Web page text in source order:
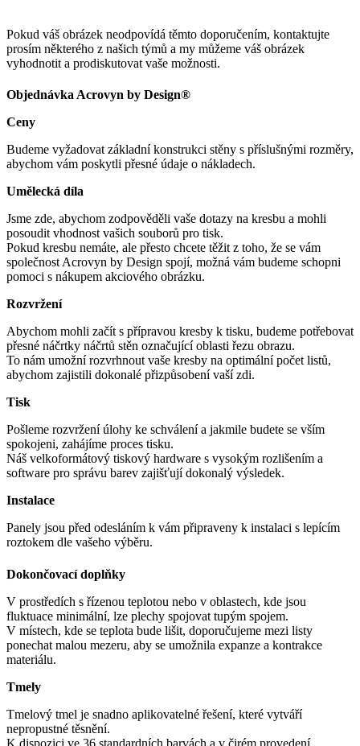
Pokud váš obrázek neodpovídá těmto doporučením, kontaktujte
prosím některého z našich týmů a my můžeme váš obrázek
vyhodnotit a prodiskutovat vaše možnosti.
Objednávka Acrovyn by Design®
Ceny
Budeme vyžadovat základní konstrukci stěny s příslušnými rozměry,
abychom vám poskytli přesné údaje o nákladech.
Umělecká díla
Jsme zde, abychom zodpověděli vaše dotazy na kresbu a mohli
posoudit vhodnost vašich souborů pro tisk.
Pokud kresbu nemáte, ale přesto chcete těžit z toho, že se vám
společnost Acrovyn by Design spojí, možná vám budeme schopni
pomoci s nákupem akciového obrázku.
Rozvržení
Abychom mohli začít s přípravou kresby k tisku, budeme potřebovat
přesné náčrtky náčrtů stěn označující oblasti řezu obrazu.
To nám umožní rozvrhnout vaše kresby na optimální počet listů,
abychom zajistili dokonalé přizpůsobení vaší zdi.
Tisk
Pošleme rozvržení úlohy ke schválení a jakmile budete se vším
spokojeni, zahájíme proces tisku.
Náš velkoformátový tiskový hardware s vysokým rozlišením a
software pro správu barev zajišťují dokonalý výsledek.
Instalace
Panely jsou před odesláním k vám připraveny k instalaci s lepícím
roztokem dle vašeho výběru.
Dokončovací doplňky
V prostředích s řízenou teplotou nebo v oblastech, kde jsou
fluktuace minimální, lze plechy spojovat tupým spojem.
V místech, kde se teplota bude lišit, doporučujeme mezi listy
ponechat malou mezeru, aby se umožnila expanze a kontrakce
materiálu.
Tmely
Tmelový tmel je snadno aplikovatelné řešení, které vytváří
nepropustné těsnění.
K dispozici ve 36 standardních barvách a v čirém provedení.